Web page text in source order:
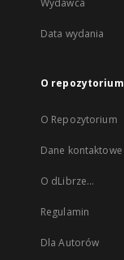
Wydawca
Data wydania
O repozytorium
O Repozytorium
Dane kontaktowe
O dLibrze...
Regulamin
Dla Autorów